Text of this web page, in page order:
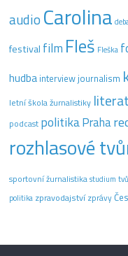
audio Carolina
festival film Fleš Fleška
hudba interview journalism
letní škola žurnalistiky
podcast politikaPraha
rozhlasové
sportovní žurnalistika studium
politika zpravodajstvízprávy